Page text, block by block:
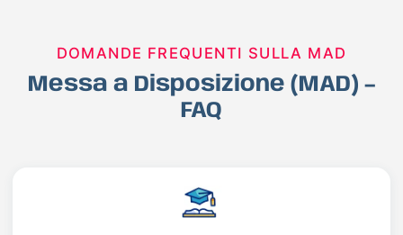
DOMANDE FREQUENTI SULLA MAD
Messa a Disposizione (MAD) –
FAQ